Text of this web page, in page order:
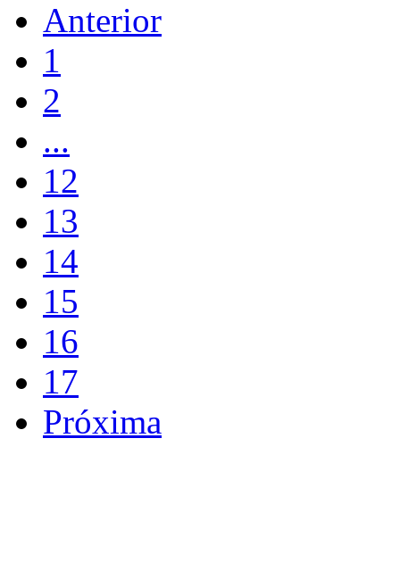
Anterior
1
2
...
12
13
14
15
16
17
Próxima